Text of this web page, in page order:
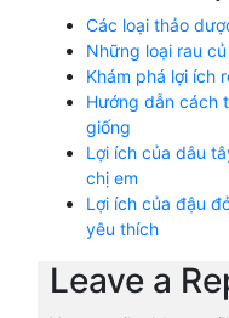
Các loại thảo
Những loại rau
Khám phá lợi ích
Hướng dẫn cách
giống
Lợi ích của dâu
chị em
Lợi ích của đậu
yêu thích
Leave a